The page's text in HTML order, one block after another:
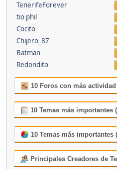
TenerifeForever
tio phil
Cocito
Chijero_87
Batman
Redondito
10 Foros con más actividad
10 Temas más importantes
10 Temas más importantes
Principales Creadores de